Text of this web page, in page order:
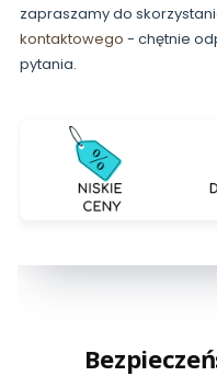
zapraszamy do
kontaktowego - chętnie
pytania.